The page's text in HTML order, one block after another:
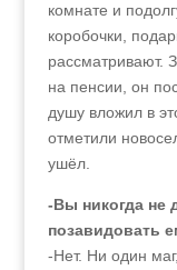
комнате и
коробочки,
рассматривают.
на пенсии, он
душу вложил в
отметили
ушёл.
-Вы никогда не
позавидовать
-Нет. Ни один